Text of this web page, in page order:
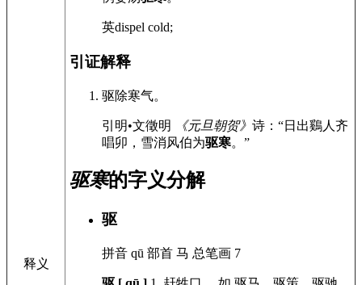
释义
英dispel cold;
引证解释
驱除寒气。
引 明•文徵明 《元旦朝贺》 诗：“日出鷄人齐
唱卯，雪消风伯为驱寒。”
驱寒的字义分解
驱
拼音 qū 部首 马 总笔画 7